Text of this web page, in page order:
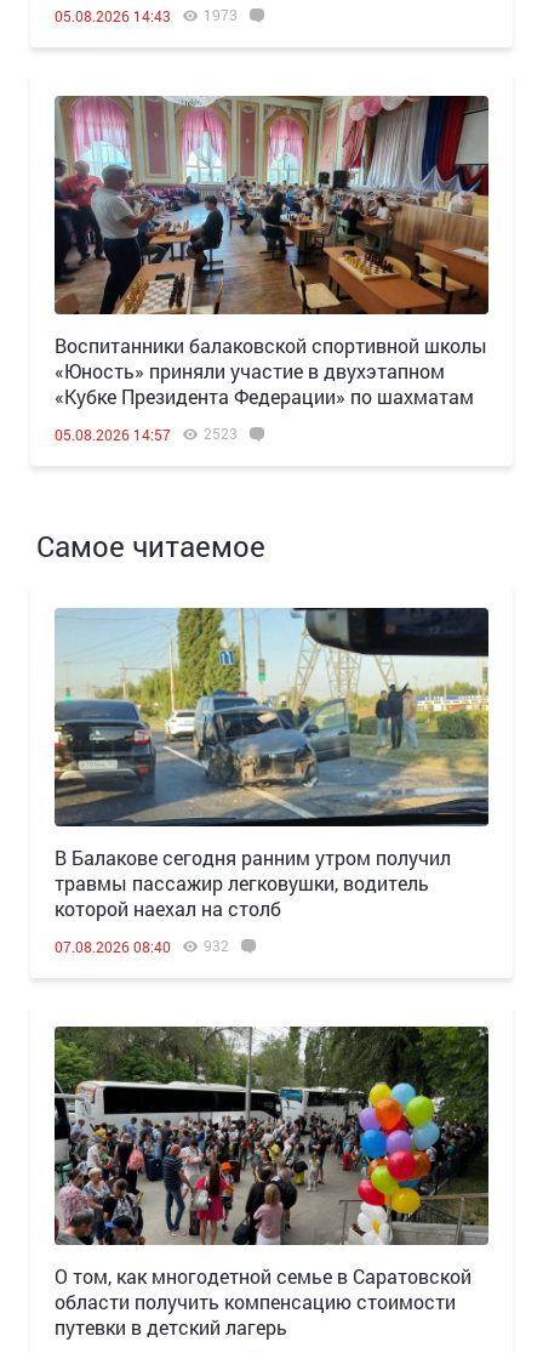
05.08.2026 14:43 1973
Воспитанники балаковской спортивной школы
«Юность» приняли участие в двухэтапном
«Кубке Президента Федерации» по шахматам
05.08.2026 14:57 2523
Самое читаемое
В Балакове сегодня ранним утром получил
травмы пассажир легковушки, водитель
которой наехал на столб
07.08.2026 08:40 932
О том, как многодетной семье в Саратовской
области получить компенсацию стоимости
путевки в детский лагерь